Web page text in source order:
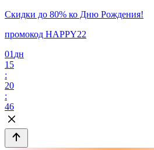
Скидки до 80% ко Дню Рождения!
промокод HAPPY22
01 дн
15
:
20
:
46